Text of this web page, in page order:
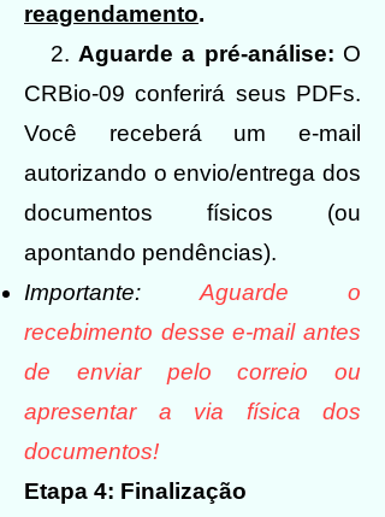
reagendamento.
2. Aguarde a pré-análise: O
CRBio-09 conferirá seus PDFs.
Você receberá um e-mail
autorizando o envio/entrega dos
documentos físicos (ou
apontando pendências).
Importante: Aguarde o
recebimento desse e-mail antes
de enviar pelo correio ou
apresentar a via física dos
documentos!
Etapa 4: Finalização